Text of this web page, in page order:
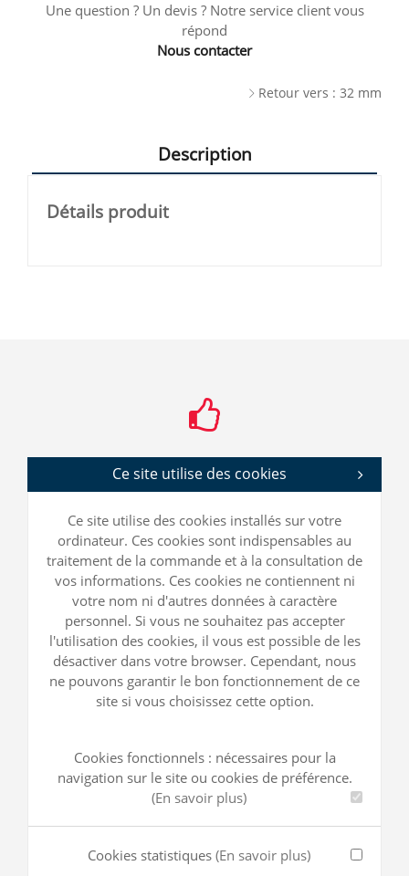
Une question ? Un devis ? Notre service client vous
répond
Nous contacter
Retour vers : 32 mm
Description
Détails produit
Ce site utilise des cookies
Ce site utilise des cookies installés sur votre
ordinateur. Ces cookies sont indispensables au
traitement de la commande et à la consultation de
vos informations. Ces cookies ne contiennent ni
votre nom ni d'autres données à caractère
personnel. Si vous ne souhaitez pas accepter
l'utilisation des cookies, il vous est possible de les
désactiver dans votre browser. Cependant, nous
ne pouvons garantir le bon fonctionnement de ce
site si vous choisissez cette option.
Cookies fonctionnels : nécessaires pour la
navigation sur le site ou cookies de préférence.
(En savoir plus)
Cookies statistiques (En savoir plus)